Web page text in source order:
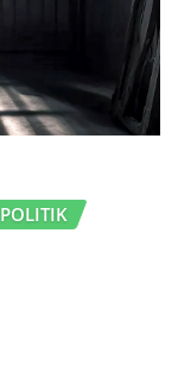
POLITIK